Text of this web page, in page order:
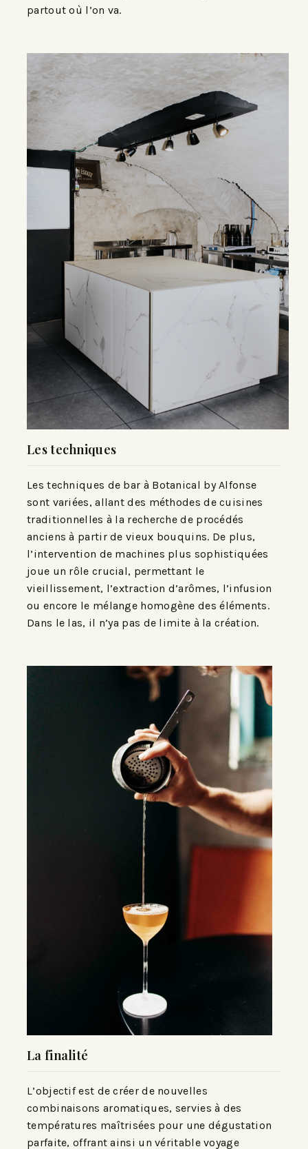
partout où l’on va.
Les techniques
Les techniques de bar à Botanical by Alfonse
sont variées, allant des méthodes de cuisines
traditionnelles à la recherche de procédés
anciens à partir de vieux bouquins. De plus,
l’intervention de machines plus sophistiquées
joue un rôle crucial, permettant le
vieillissement, l’extraction d’arômes, l’infusion
ou encore le mélange homogène des éléments.
Dans le las, il n’ya pas de limite à la création.
La finalité
L’objectif est de créer de nouvelles
combinaisons aromatiques, servies à des
températures maîtrisées pour une dégustation
parfaite, offrant ainsi un véritable voyage